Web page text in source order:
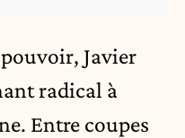
Javier
radical à
Entre coupes